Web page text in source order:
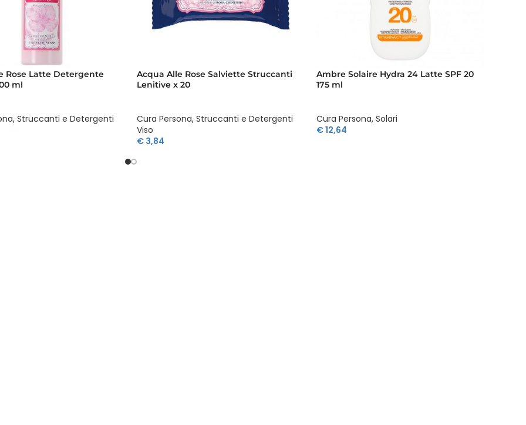
Rose Latte Detergente
ml
, Struccanti e Detergenti
Acqua Alle Rose Salviette Struccanti
Lenitive x 20
Cura Persona, Struccanti e Detergenti
Viso
€ 3,84
Ambre Solaire Hydra 24 Latte SPF 20
175 ml
Cura Persona, Solari
€12,64